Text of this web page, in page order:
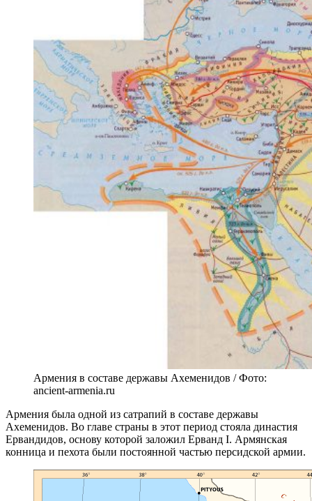
Армения в составе державы Ахеменидов / Фото:
ancient-armenia.ru
Армения была одной из сатрапий в составе державы
Ахеменидов. Во главе страны в этот период стояла династия
Ервандидов, основу которой заложил Ерванд I. Армянская
конница и пехота были постоянной частью персидской армии.